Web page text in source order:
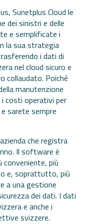
Sunetplus Cloud le
dei sinistri e delle
e semplificate i
la sua strategia
i dati di
nel cloud sicuro e
collaudato. Poiché
manutenzione
i costi operativi per
sarete sempre
che registra
Il software è
conveniente, più
e, soprattutto, più
a una gestione
dei dati. I dati
e anche i
svizzere.